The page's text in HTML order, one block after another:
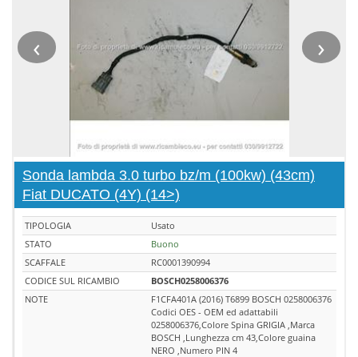
‹ ›
Sonda lambda 3.0 turbo bz/m (100kw) (43cm)
Fiat DUCATO (4Y) (14>)
TIPOLOGIA
Usato
STATO
Buono
SCAFFALE
RC0001390994
CODICE SUL RICAMBIO
BOSCH0258006376
NOTE
F1CFA401A (2016) T6899 BOSCH 0258006376
Codici OES - OEM ed adattabili
0258006376,Colore Spina GRIGIA ,Marca
BOSCH ,Lunghezza cm 43,Colore guaina
NERO ,Numero PIN 4